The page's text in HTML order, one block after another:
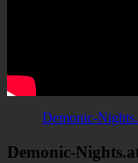
Demonic-
Demonic-